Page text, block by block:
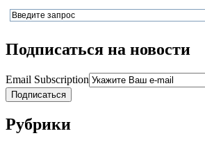
Подписаться на новости
Email Subscription
Подписаться
Рубрики